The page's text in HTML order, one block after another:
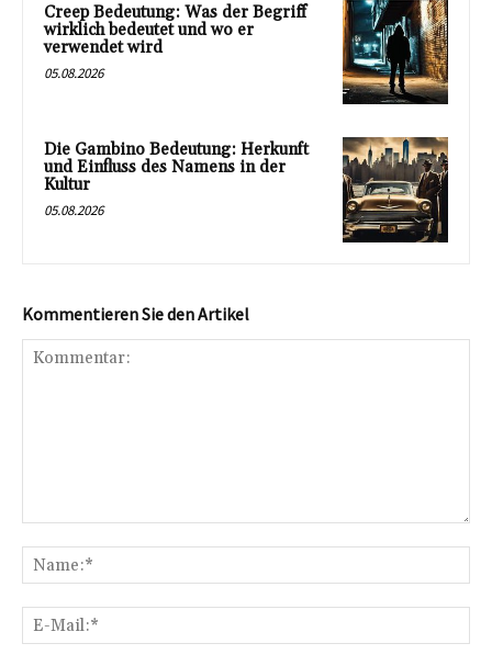
Creep Bedeutung: Was der Begriff
wirklich bedeutet und wo er
verwendet wird
05.08.2026
Die Gambino Bedeutung: Herkunft
und Einfluss des Namens in der
Kultur
05.08.2026
Kommentieren Sie den Artikel